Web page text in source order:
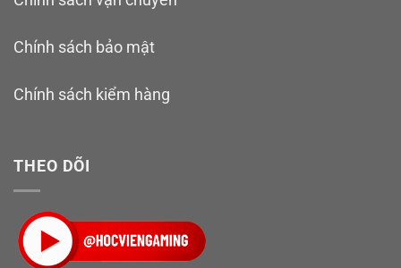
Chính sách bảo mật
Chính sách kiểm hàng
THEO DÕI